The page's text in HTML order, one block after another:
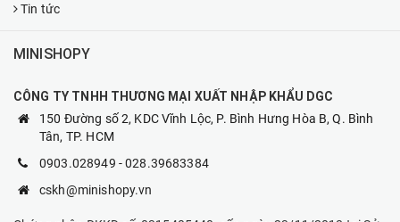
Tin tức
MINISHOPY
CÔNG TY TNHH THƯƠNG MẠI XUẤT NHẬP KHẨU DGC
150 Đường số 2, KDC Vĩnh Lộc, P. Bình Hưng Hòa B, Q. Bình
Tân, TP. HCM
0903.028949 -028.39683384
cskh@minishopy.vn